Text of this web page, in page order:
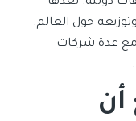
حول العالم.
مع عدة شركات
أن